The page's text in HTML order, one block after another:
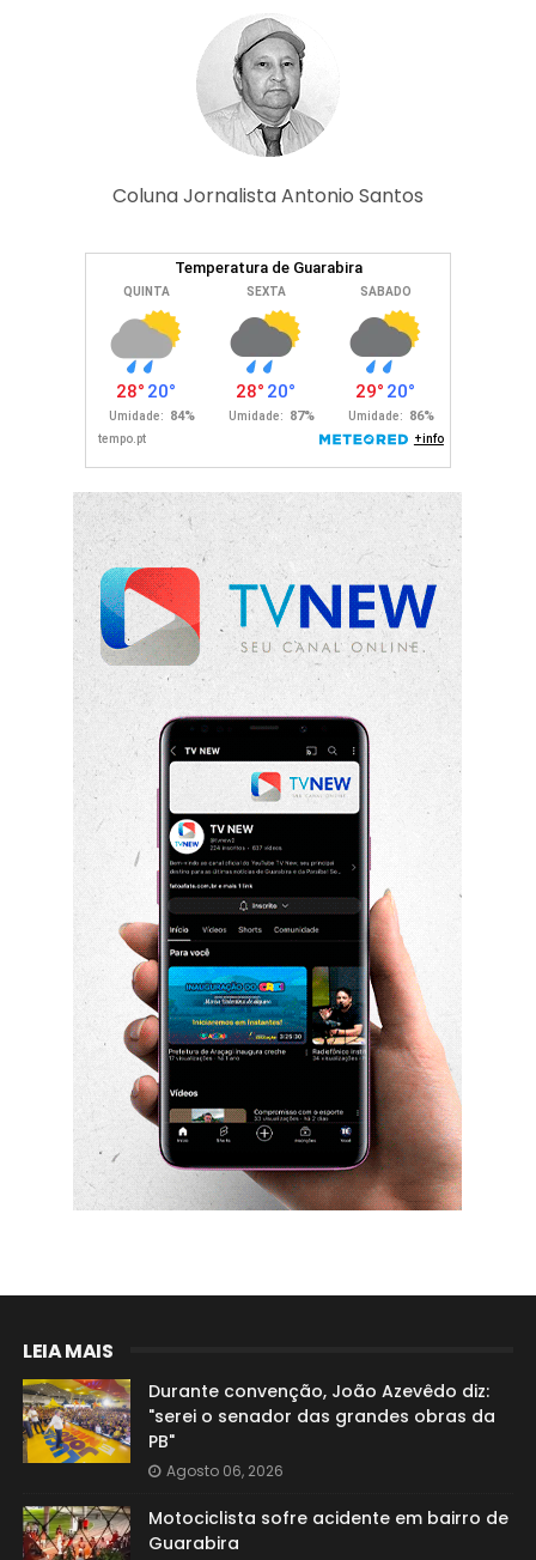
Coluna Jornalista Antonio Santos
LEIA MAIS
Durante convenção, João Azevêdo diz:
"serei o senador das grandes obras da
PB"
Agosto 06, 2026
Motociclista sofre acidente em bairro de
Guarabira